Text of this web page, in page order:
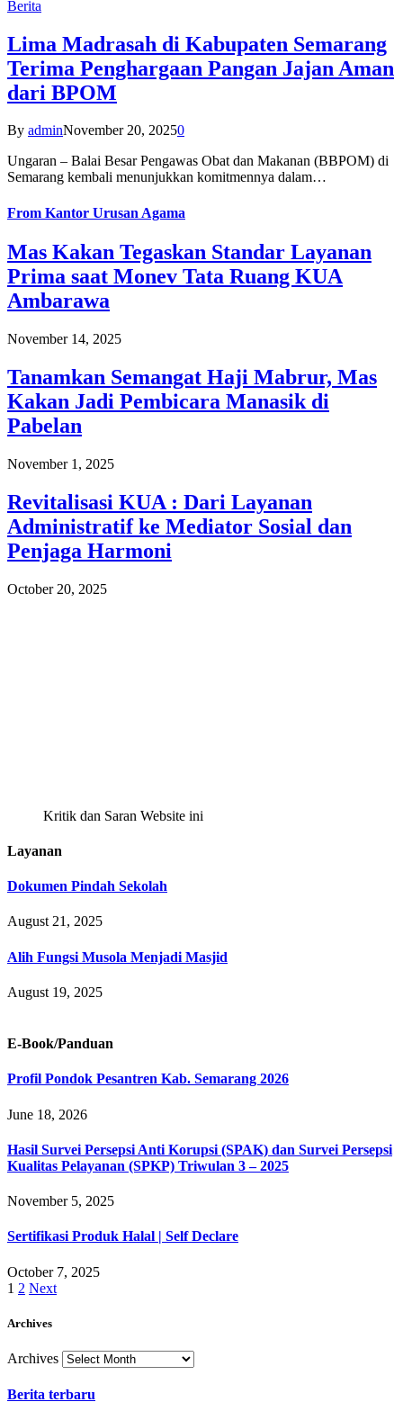
Berita
Lima Madrasah di Kabupaten Semarang
Terima Penghargaan Pangan Jajan Aman
dari BPOM
By adminNovember 20, 20250
Ungaran – Balai Besar Pengawas Obat dan Makanan (BBPOM) di
Semarang kembali menunjukkan komitmennya dalam…
From Kantor Urusan Agama
Mas Kakan Tegaskan Standar Layanan
Prima saat Monev Tata Ruang KUA
Ambarawa
November 14, 2025
Tanamkan Semangat Haji Mabrur, Mas
Kakan Jadi Pembicara Manasik di
Pabelan
November 1, 2025
Revitalisasi KUA : Dari Layanan
Administratif ke Mediator Sosial dan
Penjaga Harmoni
October 20, 2025
Kritik dan Saran Website ini
Layanan
Dokumen Pindah Sekolah
August 21, 2025
Alih Fungsi Musola Menjadi Masjid
August 19, 2025
E-Book/Panduan
Profil Pondok Pesantren Kab. Semarang 2026
June 18, 2026
Hasil Survei Persepsi Anti Korupsi (SPAK) dan Survei Persepsi
Kualitas Pelayanan (SPKP) Triwulan 3 – 2025
November 5, 2025
Sertifikasi Produk Halal | Self Declare
October 7, 2025
1 2 Next
Archives
Archives
Berita terbaru